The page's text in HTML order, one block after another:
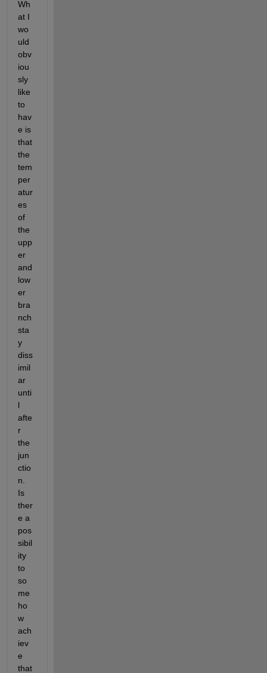
Wh
at I
wo
uld
obv
iou
sly
like
to
hav
e is
that
the
tem
per
atur
es
of
the
upp
er
and
low
er
bra
nch
sta
y
diss
imil
ar
unti
l
afte
r
the
jun
ctio
n.
Is
ther
e a
pos
sibil
ity
to
so
me
ho
w
ach
iev
e
that